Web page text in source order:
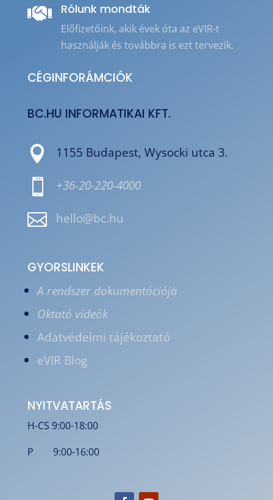
 Rólunk mondták
Előfizetőink, akik évek óta az eVIR-t
használják és továbbra is ezt tervezik.
CÉGINFORÁMCIÓK
BC.HU INFORMATIKAI KFT.
 1155 Budapest, Wysocki utca 3.
 +36-20-220-4000
 hello@bc.hu
GYORSLINKEK
A rendszer dokumentációja
Oktató videók
Adatvédelmi tájékoztató
eVIR Blog
NYITVATARTÁS
H-CS 9:00-18:00
P 9:00-16:00